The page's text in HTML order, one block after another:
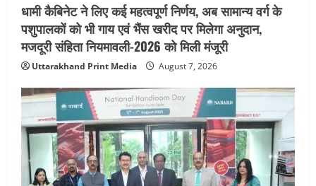
धामी कैबिनेट ने लिए कई महत्वपूर्ण निर्णय, अब सामान्य वर्ग के
पशुपालकों को भी गाय एवं भैंस खरीद पर मिलेगा अनुदान,
मजदूरी संहिता नियमावली-2026 को मिली मंजूरी
Uttarakhand Print Media August 7, 2026